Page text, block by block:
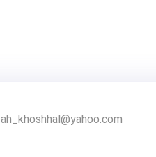
ah_khoshhal@yahoo.com